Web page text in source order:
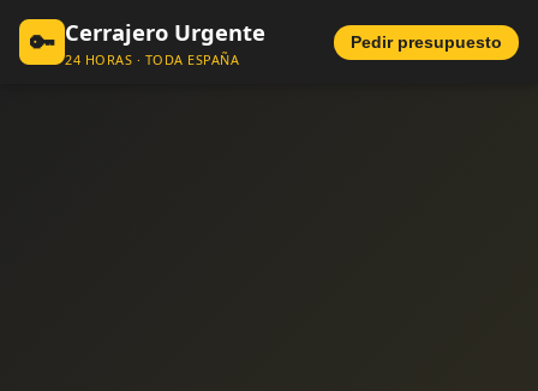
🔑 Cerrajero Urgente
24 HORAS · TODA ESPAÑA
Pedir presupuesto